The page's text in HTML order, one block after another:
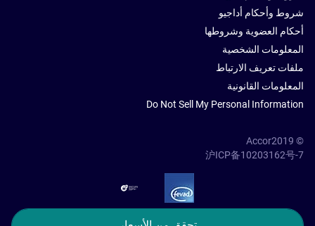
شروط وأحكام أداجيو
أحكام العضوية وشروطها
المعلومات الشخصية
ملفات تعريف الارتباط
المعلومات القانونية
Do Not Sell My Personal Information
© Accor2019
沪ICP备10203162号-7